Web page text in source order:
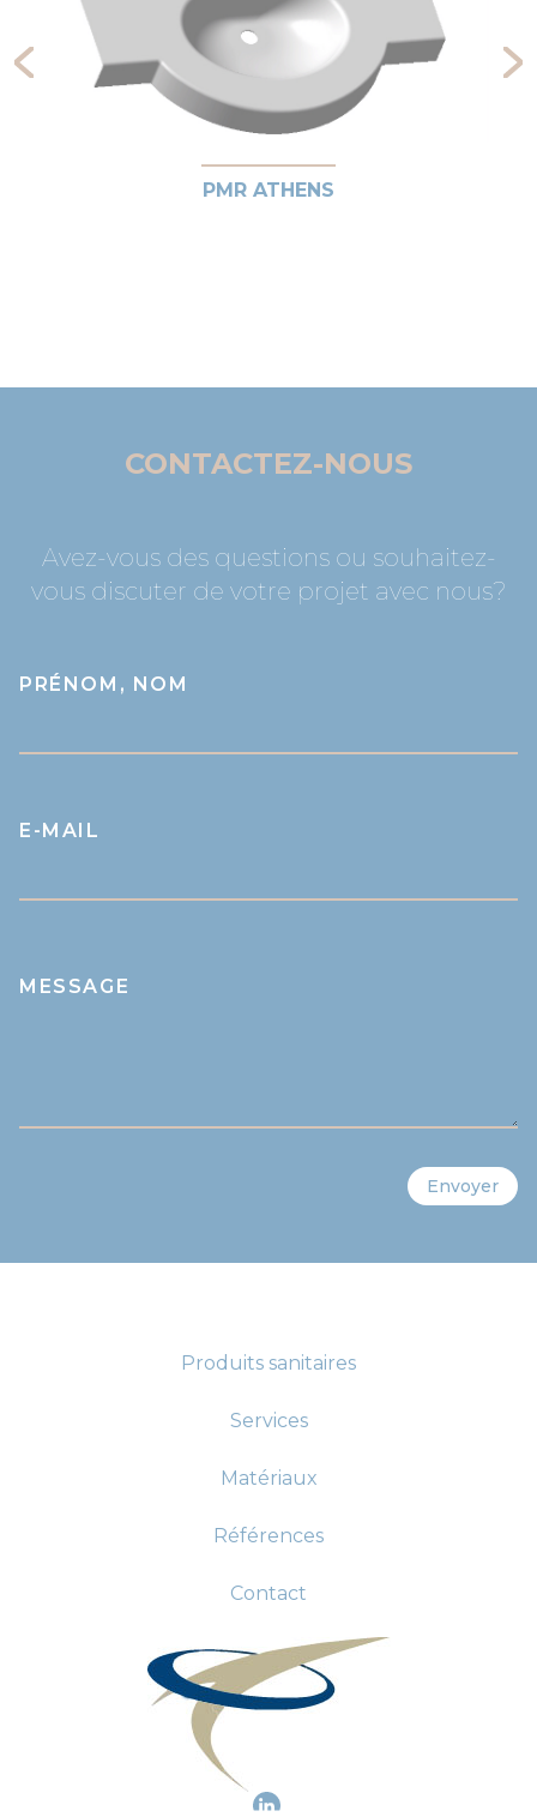
PMR ATHENS
CONTACTEZ-NOUS
Avez-vous des questions ou souhaitez-
vous discuter de votre projet avec nous?
PRÉNOM, NOM
E-MAIL
MESSAGE
Envoyer
Produits sanitaires
Services
Matériaux
Références
Contact